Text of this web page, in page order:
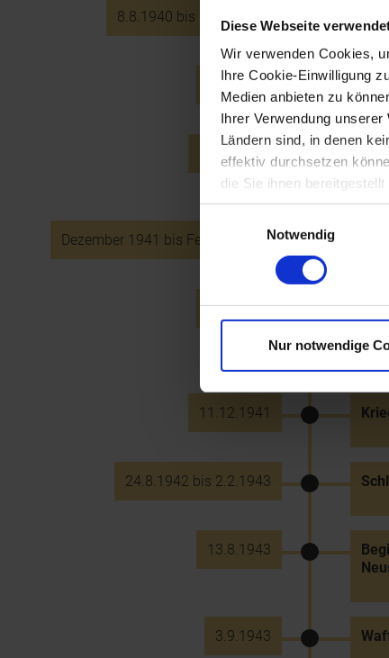
Diese Webseite
Wir verwenden Cookies,
Ihre Cookie-Einwilligung
Medien anbieten zu
Ihrer Verwendung
Ländern sind, in denen
effektiv durchsetzen
die Sie ihnen
Notwendig
Nur notwendige
8.8.1940 bis 12.10.1940
27.9.1940
20.10.1941
Dezember 1941 bis Februar 1942
8.12.1941
11.12.1941
24.8.1942 bis 2.2.1943
13.8.1943
3.9.1943